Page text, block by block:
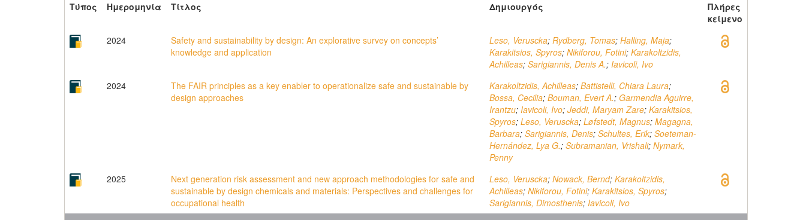
Τύπος
Ημερομηνία Τίτλος Δημιουργός
Πλήρες
κείμενο
2024
Safety and sustainability by design: An explorative survey on concepts’
knowledge and application
Leso, Veruscka; Rydberg, Tomas; Halling, Maja;
Karakitsios, Spyros; Nikiforou, Fotini; Karakoltzidis,
Achilleas; Sarigiannis, Denis A.; Iavicoli, Ivo
2024
The FAIR principles as a key enabler to operationalize safe and sustainable by
design approaches
Karakoltzidis, Achilleas; Battistelli, Chiara Laura;
Bossa, Cecilia; Bouman, Evert A.; Garmendia Aguirre,
Irantzu; Iavicoli, Ivo; Jeddi, Maryam Zare; Karakitsios,
Spyros; Leso, Veruscka; Løfstedt, Magnus; Magagna,
Barbara; Sarigiannis, Denis; Schultes, Erik; Soeteman-
Hernández, Lya G.; Subramanian, Vrishali; Nymark,
Penny
2025
Next generation risk assessment and new approach methodologies for safe and
sustainable by design chemicals and materials: Perspectives and challenges for
occupational health
Leso, Veruscka; Nowack, Bernd; Karakoltzidis,
Achilleas; Nikiforou, Fotini; Karakitsios, Spyros;
Sarigiannis, Dimosthenis; Iavicoli, Ivo